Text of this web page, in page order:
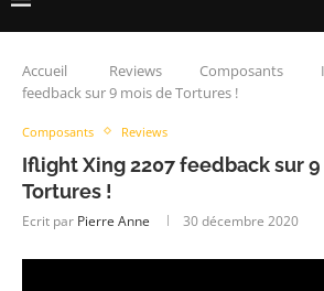
Accueil Reviews Composants
feedback sur 9 mois de Tortures !
Composants Reviews
Iflight Xing 2207 feedback sur
Tortures !
Ecrit par Pierre Anne 30 décembre 2020